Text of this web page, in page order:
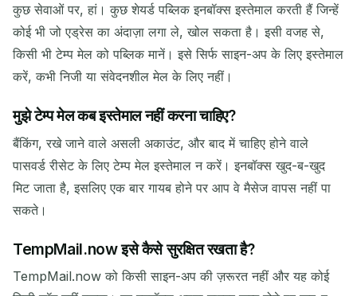
कुछ सेवाओं पर, हां। कुछ शेयर्ड पब्लिक इनबॉक्स इस्तेमाल करती हैं जिन्हें
कोई भी जो एड्रेस का अंदाज़ा लगा ले, खोल सकता है। इसी वजह से,
किसी भी टेम्प मेल को पब्लिक मानें। इसे सिर्फ साइन-अप के लिए इस्तेमाल
करें, कभी निजी या संवेदनशील मेल के लिए नहीं।
मुझे टेम्प मेल कब इस्तेमाल नहीं करना चाहिए?
बैंकिंग, रखे जाने वाले असली अकाउंट, और बाद में चाहिए होने वाले
पासवर्ड रीसेट के लिए टेम्प मेल इस्तेमाल न करें। इनबॉक्स खुद-ब-खुद
मिट जाता है, इसलिए एक बार गायब होने पर आप वे मैसेज वापस नहीं पा
सकते।
TempMail.now इसे कैसे सुरक्षित रखता है?
TempMail.now को किसी साइन-अप की ज़रूरत नहीं और यह कोई